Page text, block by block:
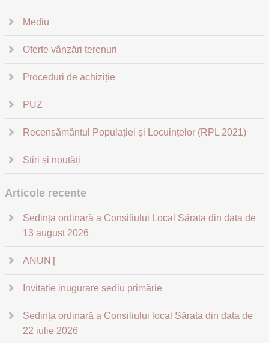
Mediu
Oferte vânzări terenuri
Proceduri de achiziție
PUZ
Recensământul Populației și Locuințelor (RPL 2021)
Știri și noutăți
Articole recente
Ședința ordinară a Consiliului Local Sărata din data de
13 august 2026
ANUNȚ
Invitatie inugurare sediu primărie
Ședința ordinară a Consiliului local Sărata din data de
22 iulie 2026